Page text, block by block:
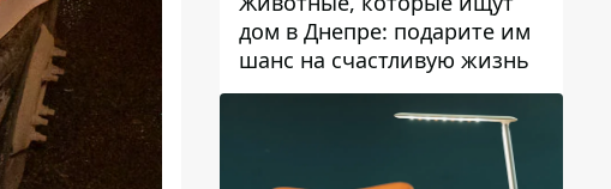
дом в Днепре: подарите им
шанс на счастливую жизнь